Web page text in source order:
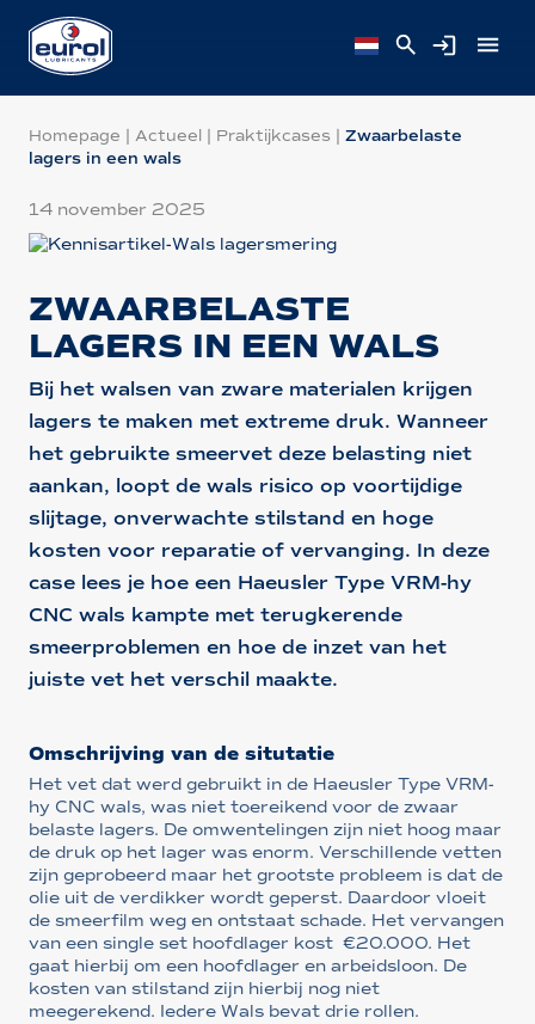
Homepage | Actueel | Praktijkcases | Zwaarbelaste
lagers in een wals
14 november 2025
ZWAARBELASTE
LAGERS IN EEN WALS
Bij het walsen van zware materialen krijgen
lagers te maken met extreme druk. Wanneer
het gebruikte smeervet deze belasting niet
aankan, loopt de wals risico op voortijdige
slijtage, onverwachte stilstand en hoge
kosten voor reparatie of vervanging. In deze
case lees je hoe een Haeusler Type VRM-hy
CNC wals kampte met terugkerende
smeerproblemen en hoe de inzet van het
juiste vet het verschil maakte.
Omschrijving van de situtatie
Het vet dat werd gebruikt in de Haeusler Type VRM-
hy CNC wals, was niet toereikend voor de zwaar
belaste lagers. De omwentelingen zijn niet hoog maar
de druk op het lager was enorm. Verschillende vetten
zijn geprobeerd maar het grootste probleem is dat de
olie uit de verdikker wordt geperst. Daardoor vloeit
de smeerfilm weg en ontstaat schade. Het vervangen
van een single set hoofdlager kost €20.000. Het
gaat hierbij om een hoofdlager en arbeidsloon. De
kosten van stilstand zijn hierbij nog niet
meegerekend. Iedere Wals bevat drie rollen.